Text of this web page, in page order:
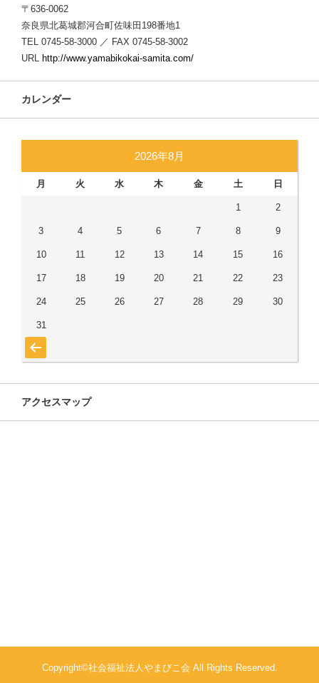
〒636-0062
奈良県北葛城郡河合町佐味田198番地1
TEL 0745-58-3000 ／ FAX 0745-58-3002
URL http://www.yamabikokai-samita.com/
カレンダー
2026年8月
月 火 水 木 金 土 日
1 2
3 4 5 6 7 8 9
10 11 12 13 14 15 16
17 18 19 20 21 22 23
24 25 26 27 28 29 30
31
« 7月
アクセスマップ
Copyright©社会福祉法人やまびこ会 All Rights Reserved.